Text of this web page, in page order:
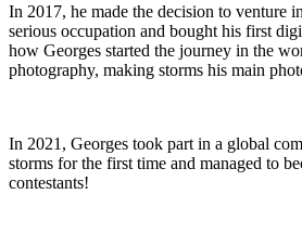
In 2017, he made the decision to venture
serious occupation and bought his first
how Georges started the journey in the
photography, making storms his main
In 2021, Georges took part in a global
storms for the first time and managed to
contestants!